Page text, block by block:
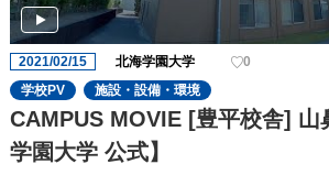
2021/02/15 北海学園大学
0
学校PV
施設・設備・環境
CAMPUS MOVIE [豊平校舎] 山
学園大学 公式】